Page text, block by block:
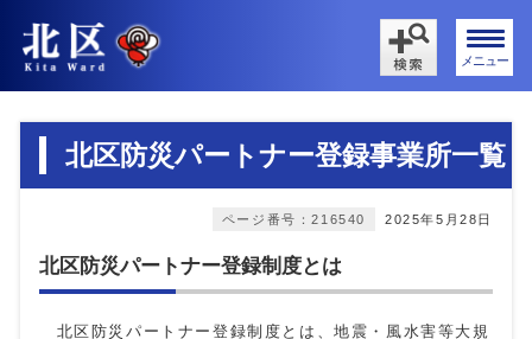
メニュー
北区防災パートナー登録事業所一覧
2025年5月28日
ページ番号：216540
北区防災パートナー登録制度とは
北区防災パートナー登録制度とは、地震・風水害等大規